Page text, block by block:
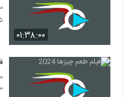
۰۱:۳۸:۰۰